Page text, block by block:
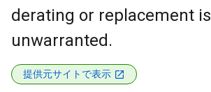
derating or replacement is
unwarranted.
提供元サイトで表示